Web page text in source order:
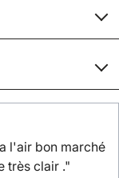
l'air bon marché
très clair ."